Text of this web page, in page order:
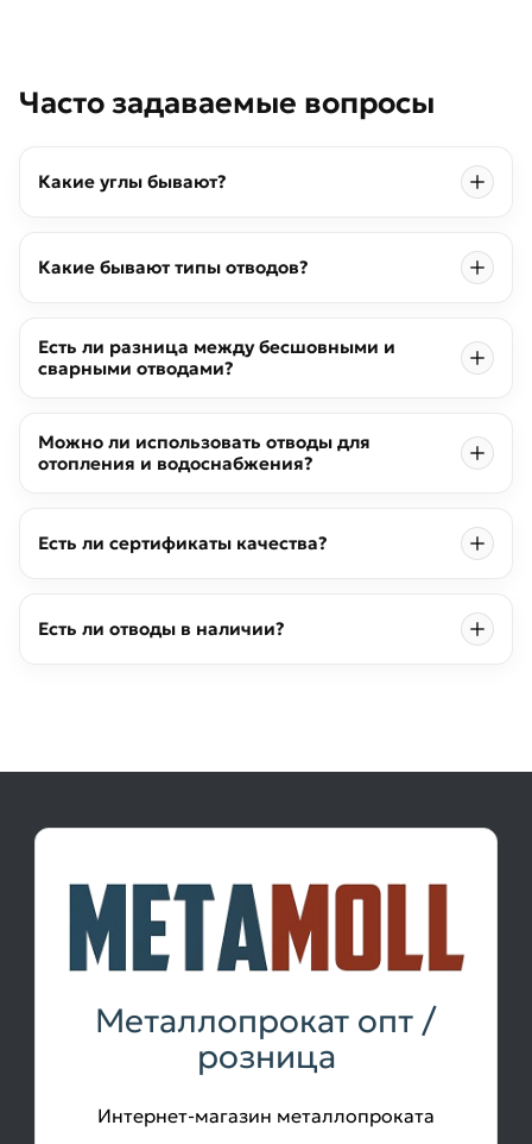
Часто задаваемые вопросы
Какие углы бывают?
Какие бывают типы отводов?
Есть ли разница между бесшовными и
сварными отводами?
Можно ли использовать отводы для
отопления и водоснабжения?
Есть ли сертификаты качества?
Есть ли отводы в наличии?
Металлопрокат опт /
розница
Интернет-магазин металлопроката